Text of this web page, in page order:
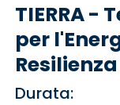
TIERRA -
per
Durata: